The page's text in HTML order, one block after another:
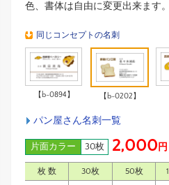
色、書体は自由に変更出来ます
同じコンセプトの名刺
【b-0894】 【b-0202】
パン屋さん名刺一覧
片面カラー 30枚 2,000円
枚 数 30枚 50枚